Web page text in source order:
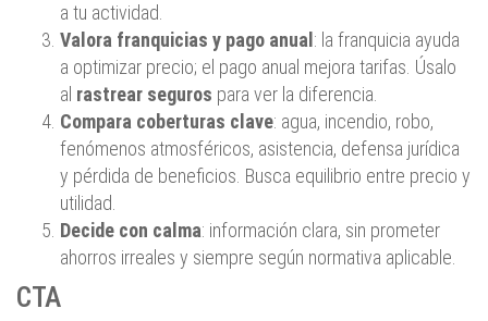
a tu actividad.
Valora franquicias y pago anual : la franquicia ayuda
a optimizar precio; el pago anual mejora tarifas. Úsalo
al rastrear seguros para ver la diferencia.
Compara coberturas clave: agua, incendio, robo,
fenómenos atmosféricos, asistencia, defensa jurídica
y pérdida de beneficios. Busca equilibrio entre precio y
utilidad.
Decide con calma: información clara, sin prometer
ahorros irreales y siempre según normativa aplicable.
CTA